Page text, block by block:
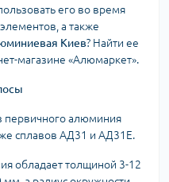
его во время
а также
Киев? Найти ее
магазине «Алюмаркет».
первичного алюминия
сплавов АД31 и АД31Е.
обладает толщиной 3-12